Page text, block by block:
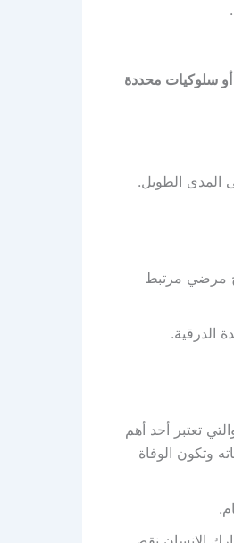
أو سلوكيات محددة
المدى الطويل.
مرضي مرتبط
الدرقية.
تعتبر أحد أهم
وتكون الوفاة